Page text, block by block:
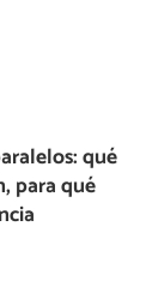
qué
para qué